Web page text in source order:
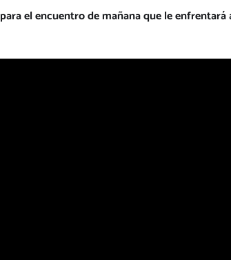
el encuentro de mañana que le enfrentará